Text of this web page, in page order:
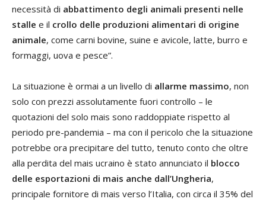
necessità di abbattimento degli animali presenti nelle
stalle e il crollo delle produzioni alimentari di origine
animale, come carni bovine, suine e avicole, latte, burro e
formaggi, uova e pesce”.
La situazione è ormai a un livello di allarme massimo, non
solo con prezzi assolutamente fuori controllo – le
quotazioni del solo mais sono raddoppiate rispetto al
periodo pre-pandemia – ma con il pericolo che la situazione
potrebbe ora precipitare del tutto, tenuto conto che oltre
alla perdita del mais ucraino è stato annunciato il blocco
delle esportazioni di mais anche dall’Ungheria,
principale fornitore di mais verso l’Italia, con circa il 35% del